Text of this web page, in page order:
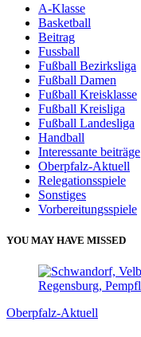
A-Klasse
Basketball
Beitrag
Fussball
Fußball Bezirksliga
Fußball Damen
Fußball Kreisklasse
Fußball Kreisliga
Fußball Landesliga
Handball
Interessante beiträge
Oberpfalz-Aktuell
Relegationsspiele
Sonstiges
Vorbereitungsspiele
YOU MAY HAVE MISSED
Oberpfalz-Aktuell